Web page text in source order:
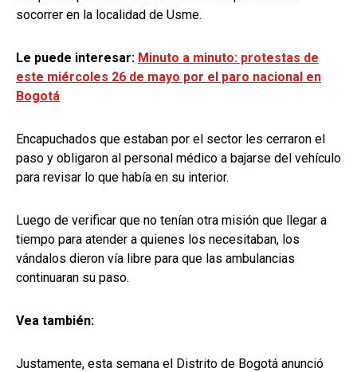
socorrer en la localidad de Usme.
Le puede interesar: Minuto a minuto: protestas de
este miércoles 26 de mayo por el paro nacional en
Bogotá
Encapuchados que estaban por el sector les cerraron el
paso y obligaron al personal médico a bajarse del vehículo
para revisar lo que había en su interior.
Luego de verificar que no tenían otra misión que llegar a
tiempo para atender a quienes los necesitaban, los
vándalos dieron vía libre para que las ambulancias
continuaran su paso.
Vea también:
Justamente, esta semana el Distrito de Bogotá anunció